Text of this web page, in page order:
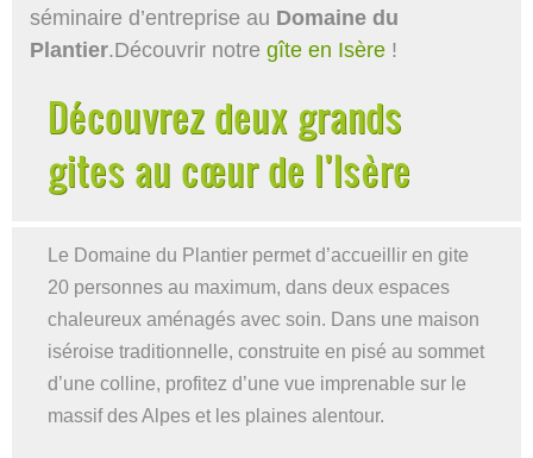
séminaire d’entreprise au Domaine du
Plantier.Découvrir notre gîte en Isère !
Découvrez deux grands
gites au cœur de l’Isère
Le Domaine du Plantier permet d’accueillir en gite
20 personnes au maximum, dans deux espaces
chaleureux aménagés avec soin. Dans une maison
iséroise traditionnelle, construite en pisé au sommet
d’une colline, profitez d’une vue imprenable sur le
massif des Alpes et les plaines alentour.